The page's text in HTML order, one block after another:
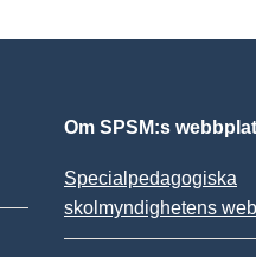
Om SPSM:s
Specialpedagogiska
skolmyndighetens